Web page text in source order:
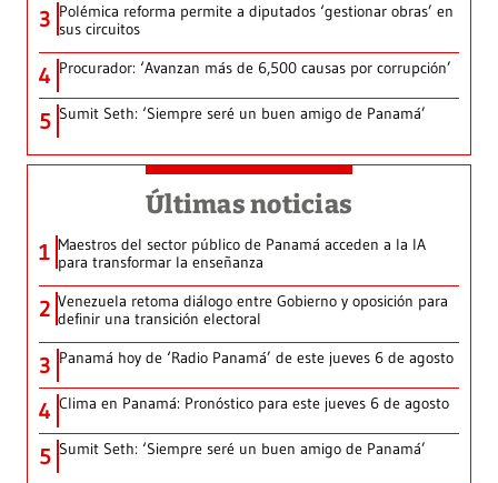
3 Polémica reforma permite a diputados ‘gestionar obras’ en
sus circuitos
4 Procurador: ‘Avanzan más de 6,500 causas por corrupción’
5 Sumit Seth: ‘Siempre seré un buen amigo de Panamá’
Últimas noticias
1 Maestros del sector público de Panamá acceden a la IA
para transformar la enseñanza
2 Venezuela retoma diálogo entre Gobierno y oposición para
definir una transición electoral
3 Panamá hoy de ‘Radio Panamá’ de este jueves 6 de agosto
4 Clima en Panamá: Pronóstico para este jueves 6 de agosto
5 Sumit Seth: ‘Siempre seré un buen amigo de Panamá’